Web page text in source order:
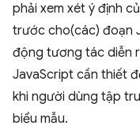
phải xem xét ý định
trước cho(các) đoạn
động tương tác diễn
JavaScript cần thiết
khi người dùng tập
biểu mẫu.